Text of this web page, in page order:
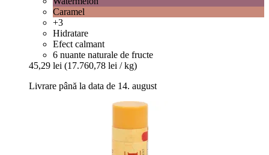
Caramel
+3
Hidratare
Efect calmant
6 nuante naturale de fructe
45,29 lei (17.760,78 lei / kg)
Livrare până la data de 14. august